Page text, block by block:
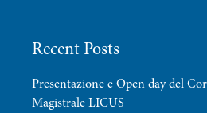
Recent Posts
Presentazione e Open day del
Magistrale LICUS